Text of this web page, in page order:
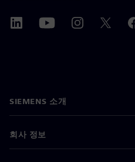
SIEMENS 소개
회사 정보